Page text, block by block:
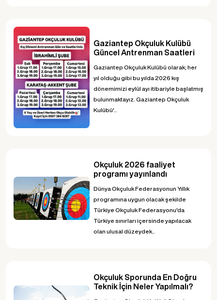
Gaziantep Okçuluk Kulübü
Güncel Antrenman Saatleri
Gaziantep Okçuluk Kulübü olarak; her
yıl olduğu gibi bu yılda 2026 kış
dönemimizi eylül ayı itibariyle başlatmış
bulunmaktayız. Gaziantep Okçuluk
Kulübü'..
Okçuluk 2026 faaliyet
programı yayınlandı
Dünya Okçuluk Federasyonun Yıllık
programına uygun olacak şekilde
Türkiye Okçuluk Federasyonu'da
Türkiye sınırları içersinde yapılacak
olan ulusal düzeydek..
Okçuluk Sporunda En Doğru
Teknik İçin Neler Yapılmalı?